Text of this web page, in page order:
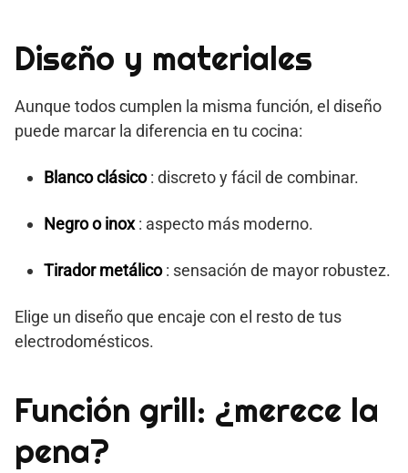
Diseño y materiales
Aunque todos cumplen la misma función, el diseño
puede marcar la diferencia en tu cocina:
Blanco clásico: discreto y fácil de combinar.
Negro o inox: aspecto más moderno.
Tirador metálico: sensación de mayor robustez.
Elige un diseño que encaje con el resto de tus
electrodomésticos.
Función grill: ¿merece la
pena?